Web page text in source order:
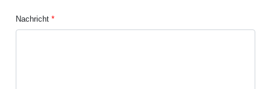
Nachricht